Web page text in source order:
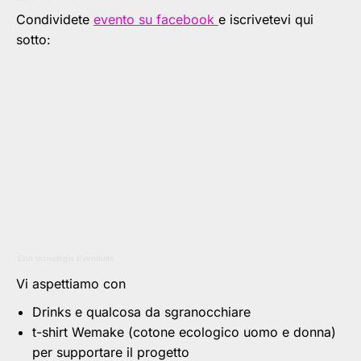
Condividete evento su facebook e iscrivetevi qui
sotto:
Vi aspettiamo con
Drinks e qualcosa da sgranocchiare
t-shirt Wemake (cotone ecologico uomo e donna)
per supportare il progetto